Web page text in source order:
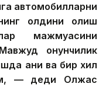
автомобилларни
олдини олиш
мажмуасини
қонунчилик
аниқ ва бир хил
— деди Олжас